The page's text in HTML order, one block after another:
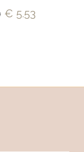
€ 5.53